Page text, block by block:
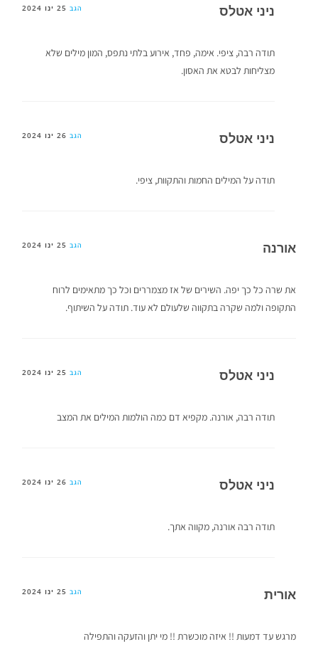
ניני אטלס הגב 25 ינו 2024
תודה רבה, ציפי. אימה, פחד, אירוע בלתי נתפס, המון מילים שלא
מצליחות לבטא את האסון.
ניני אטלס הגב 26 ינו 2024
תודה על המילים החמות והתקוות, ציפי.
אורנה הגב 25 ינו 2024
את שרה כל כך יפה. השירים של אז מצמררים וכל כך מתאימים לרוח
התקופה ולמה שקרה בתקווה שלעולם לא עוד. תודה על השיתוף.
ניני אטלס הגב 25 ינו 2024
תודה רבה, אורנה. מקפיא דם כמה הולמות המילים את המצב
ניני אטלס הגב 26 ינו 2024
תודה רבה אורנה, מקווה אתך.
אורית הגב 25 ינו 2024
מרגש עד דמעות !! איזה מוכשרת !! מי יתן והזעקה והתפילה